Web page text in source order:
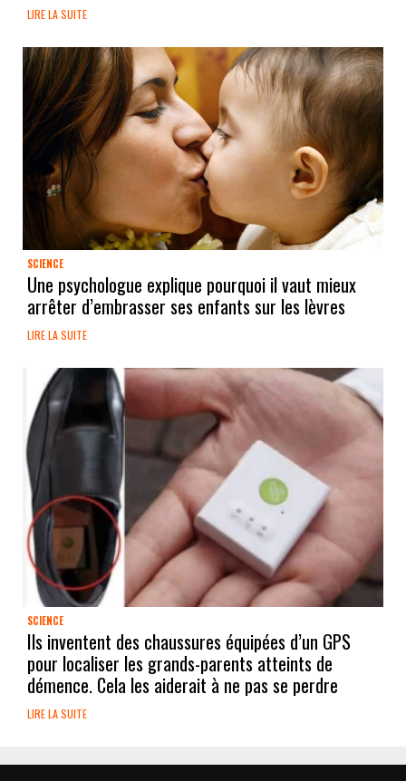
LIRE LA SUITE
SCIENCE
Une psychologue explique pourquoi il vaut mieux
arrêter d’embrasser ses enfants sur les lèvres
LIRE LA SUITE
SCIENCE
Ils inventent des chaussures équipées d’un GPS
pour localiser les grands-parents atteints de
démence. Cela les aiderait à ne pas se perdre
LIRE LA SUITE